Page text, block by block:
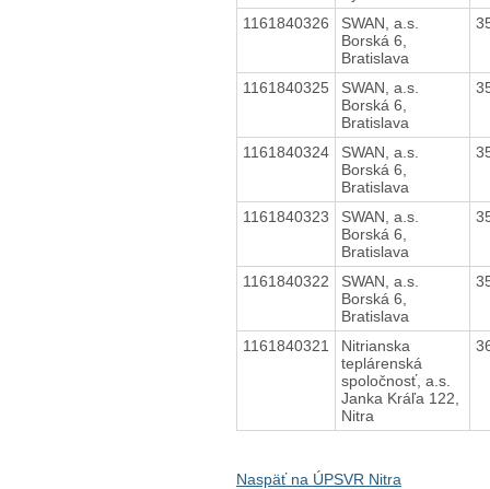
1161840326
SWAN, a.s.
Borská 6,
Bratislava
1161840325
SWAN, a.s.
Borská 6,
Bratislava
1161840324
SWAN, a.s.
Borská 6,
Bratislava
1161840323
SWAN, a.s.
Borská 6,
Bratislava
1161840322
SWAN, a.s.
Borská 6,
Bratislava
1161840321
Nitrianska
teplárenská
spoločnosť, a.s.
Janka Kráľa 122,
Nitra
Naspäť na ÚPSVR Nitra